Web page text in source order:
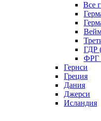
Все
ГДР
ФРГ
Гернси
Греция
Дания
Джерси
Исландия